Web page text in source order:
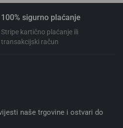
Philips,Signify